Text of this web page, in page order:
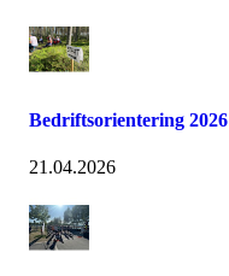
Bedriftsorientering 2026
21.04.2026